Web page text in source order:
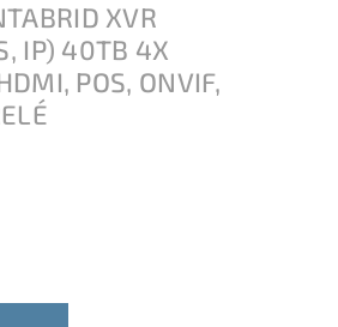
XVR
IP) 40TB 4X
POS, ONVIF,